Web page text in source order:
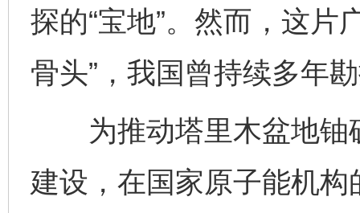
探的“宝地”。然而，这片
骨头”，我国曾持续多年
为推动塔里木盆地铀
建设，在国家原子能机